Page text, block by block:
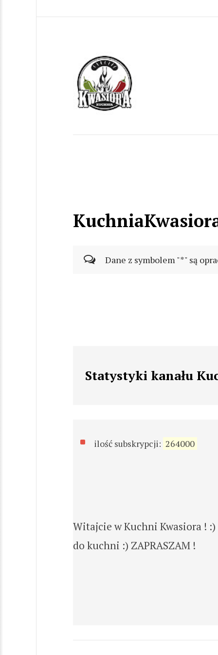
Dane z symbolem "*" są
Statystyki kanału
ilość subskrypcji: 264000
Witajcie w Kuchni Kwasiora !
do kuchni :) ZAPRASZAM !